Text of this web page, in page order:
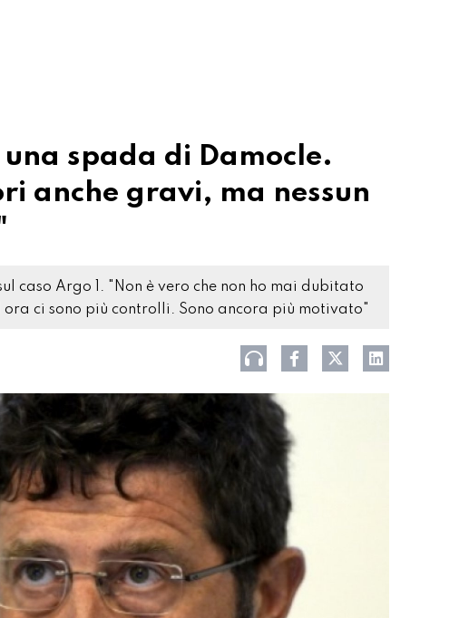
spada di Damocle.
anche gravi, ma nessun
caso Argo 1. "Non è vero che non ho mai dubitato
ci sono più controlli. Sono ancora più motivato"